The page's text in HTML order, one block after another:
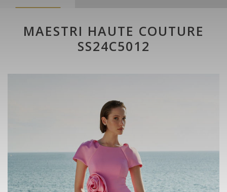
MAESTRI HAUTE COUTURE
SS24C5012